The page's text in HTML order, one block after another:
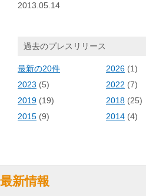
2013.05.14
過去のプレスリリース
最新の20件 2026 (1)
2023 (5) 2022 (7)
2019 (19) 2018 (25)
2015 (9) 2014 (4)
最新情報